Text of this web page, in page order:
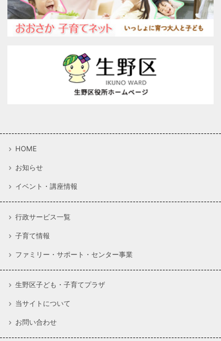
HOME
お知らせ
イベント・講座情報
行政サービス一覧
子育て情報
ファミリー・サポート・センター事業
生野区子ども・子育てプラザ
当サイトについて
お問い合わせ